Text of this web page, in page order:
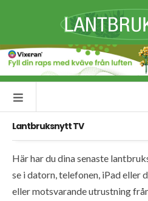
Lantbruksnytt TV
Här har du dina senaste
se i datorn, telefonen, iPad eller
eller motsvarande utrustning